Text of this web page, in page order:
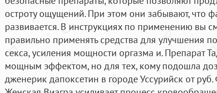
остроту ощущений. При этом они забывают, что
развивается. В инструкциях по применению вы
правильно применять средства для улучшения
секса, усиления мощности оргазма и. Препарат
мощным эффектом, но для тех, кому подошла
дженерик дапоксетин в городе Уссурийск от